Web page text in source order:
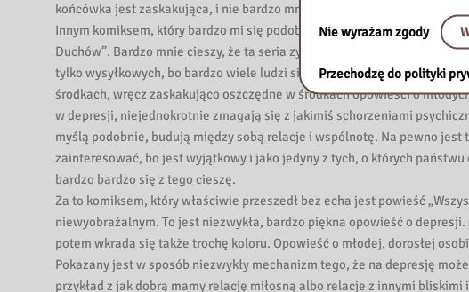
w
e
końcówka jest zaskakująca, i nie bardzo mnie satysfakcjonuje, to cała
Innym komiksem, który bardzo mi się podobał, właściwie serią, bo jest,
Duchów”. Bardzo mnie cieszy, że ta seria zyskała powszechne uznanie
tylko wysyłkowych, bo bardzo wiele ludzi sięga po te komiksy. Bardzo z
środkach, wręcz zaskakująco oszczędne w środkach opowieści o
w depresji, niejednokrotnie zmagają się z jakimiś schorzeniami
myślą podobnie, budują między sobą relacje i wspólnotę. Na pewno
zainteresować, bo jest wyjątkowy i jako jedyny z tych, o których
bardzo bardzo się z tego cieszę.
Za to komiksem, który właściwie przeszedł bez echa jest powieść
niewyobrażalnym. To jest niezwykła, bardzo piękna opowieść o
potem wkrada się także trochę koloru. Opowieść o młodej, dorosłej
Pokazany jest w sposób niezwykły mechanizm tego, że na depresję
przykład z jak dobrą mamy relację miłosną albo relacje z innymi
Nie wyrażam zgody
Przechodzę do polityki